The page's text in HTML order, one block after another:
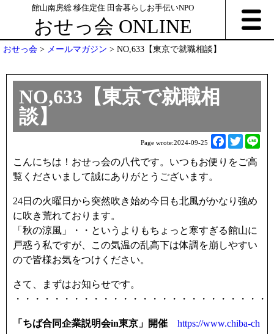
館山南房総 移住定住 田舎暮らしお手伝いNPO
おせっ会 ONLINE
おせっ会 > メールマガジン > NO,633【東京で就職相談】
NO,633【東京で就職相
談】
Page wrote:2024-09-25
F
b
o
k
T
w
t
r
こんにちは！おせっ会の八代です。いつもお便りをご高
覧くださいまして誠にありがとうございます。
24日の火曜日から突然吹き始め今日も北風がかなり強め
に吹き荒れております。
「秋の涼風」・・というよりもちょっと寒すぎる館山に
戸惑う私ですが、この気温の乱高下は体調を崩しやすい
ので皆様お気をつけください。
さて、まずはお知らせです。
・・・・・・・・・・・・・・・・・・・・・・・・・・
「ちば合同企業説明会in東京」開催 https://www.chiba-ch